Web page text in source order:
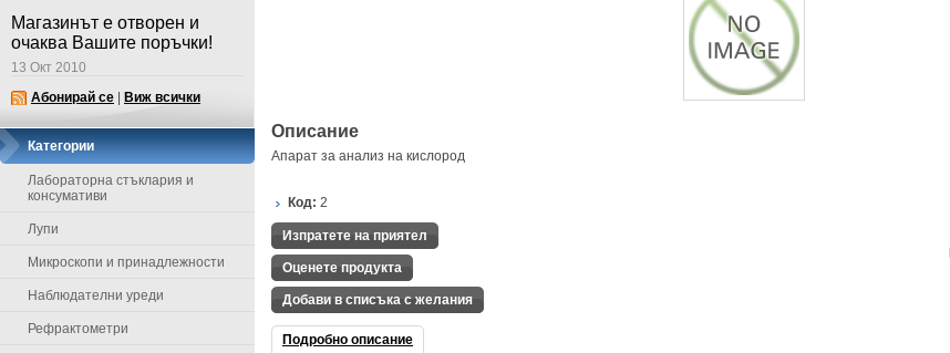
Магазинът е отворен и
очаква Вашите поръчки!
13 Окт 2010
Абонирай се
Виж всички
Категории
Лабораторна стъклария и
консумативи
Лупи
Микроскопи и принадлежности
Наблюдателни уреди
Рефрактометри
Описание
Апарат за анализ на кислород
Код: 2
Изпратете на приятел
Оценете продукта
Добави в списъка с желания
Подробно описание